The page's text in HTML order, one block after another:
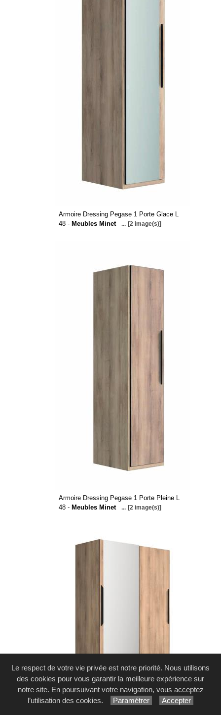
Armoire Dressing Pegase 1 Porte Glace L
48 - Meubles Minet ... [2 image(s)]
Armoire Dressing Pegase 1 Porte Pleine L
48 - Meubles Minet ... [2 image(s)]
Armoire Dressing Pegase 2 Portes 1 Porte
Le respect de votre vie privée est notre priorité. Nous utilisons
des cookies pour vous garantir la meilleure expérience sur
notre site. En poursuivant votre navigation, vous acceptez
l’utilisation des cookies.
Paramétrer Accepter